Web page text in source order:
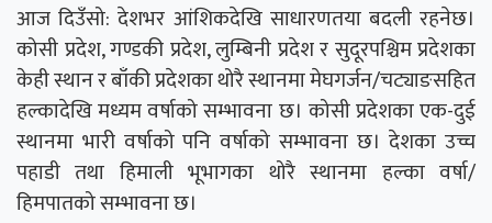
आज दिउँसो: देशभर आंशिकदेखि साधारणतया बदली रहनेछ।
कोसी प्रदेश, गण्डकी प्रदेश, लुम्बिनी प्रदेश र सुदूरपश्चिम प्रदेशका
केही स्थान र बाँकी प्रदेशका थोरै स्थानमा मेघगर्जन/चट्याङसहित
हल्कादेखि मध्यम वर्षाको सम्भावना छ। कोसी प्रदेशका एक-दुई
स्थानमा भारी वर्षाको पनि वर्षाको सम्भावना छ। देशका उच्च
पहाडी तथा हिमाली भूभागका थोरै स्थानमा हल्का वर्षा/
हिमपातको सम्भावना छ।